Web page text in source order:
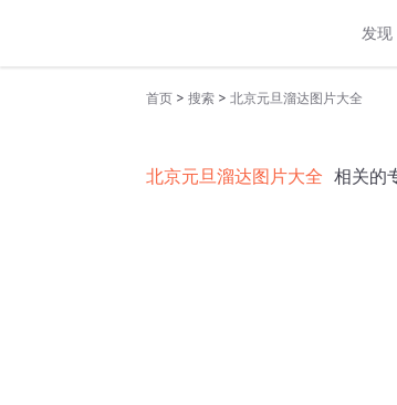
发现
首页 > 搜索 > 北京元旦溜达图片大全
北京元旦溜达图片大全 相关的